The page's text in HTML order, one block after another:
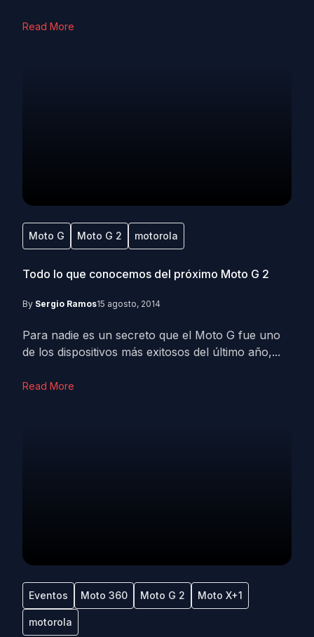
Read More
Moto G Moto G 2 motorola
Todo lo que conocemos del próximo Moto G 2
By Sergio Ramos15 agosto, 2014
Para nadie es un secreto que el Moto G fue uno
de los dispositivos más exitosos del último año,...
Read More
Eventos Moto 360 Moto G 2 Moto X+1
motorola